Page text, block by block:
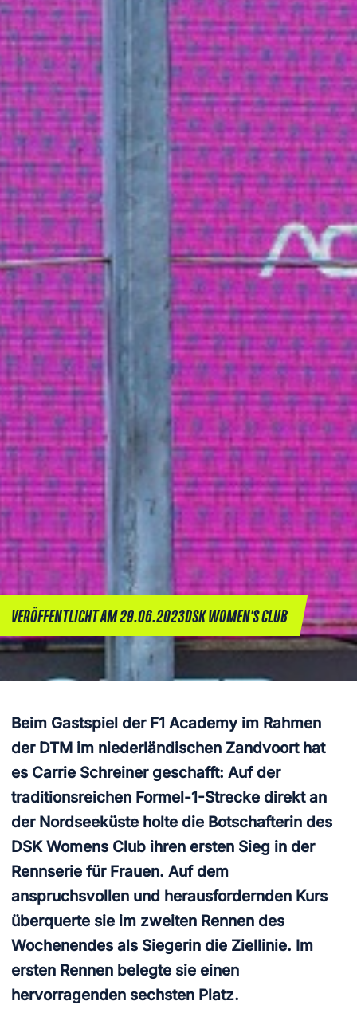
VERÖFFENTLICHT AM 29.06.2023DSK WOMEN‘S CLUB
Beim Gastspiel der F1 Academy im Rahmen
der DTM im niederländischen Zandvoort hat
es Carrie Schreiner geschafft: Auf der
traditionsreichen Formel-1-Strecke direkt an
der Nordseeküste holte die Botschafterin des
DSK Womens Club ihren ersten Sieg in der
Rennserie für Frauen. Auf dem
anspruchsvollen und herausfordernden Kurs
überquerte sie im zweiten Rennen des
Wochenendes als Siegerin die Ziellinie. Im
ersten Rennen belegte sie einen
hervorragenden sechsten Platz.